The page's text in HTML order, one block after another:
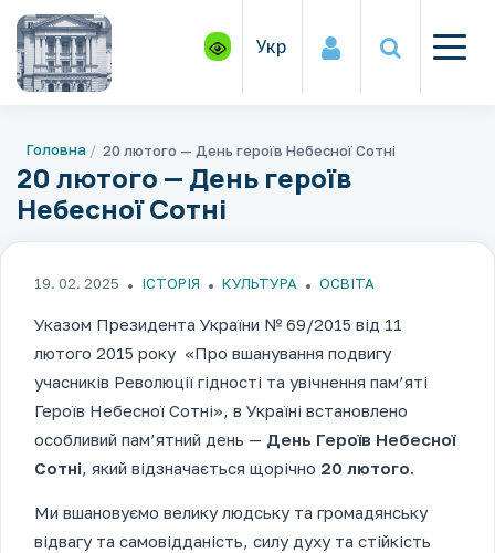
Укр
Головна 20 лютого — День героїв Небесної Сотні
20 лютого — День героїв
Небесної Сотні
19. 02. 2025 ІСТОРІЯ КУЛЬТУРА ОСВІТА
Указом Президента України № 69/2015 від 11
лютого 2015 року «Про вшанування подвигу
учасників Революції гідності та увічнення пам’яті
Героїв Небесної Сотні», в Україні встановлено
особливий пам’ятний день — День Героїв Небесної
Сотні, який відзначається щорічно 20 лютого.
Ми вшановуємо велику людську та громадянську
відвагу та самовідданість, силу духу та стійкість